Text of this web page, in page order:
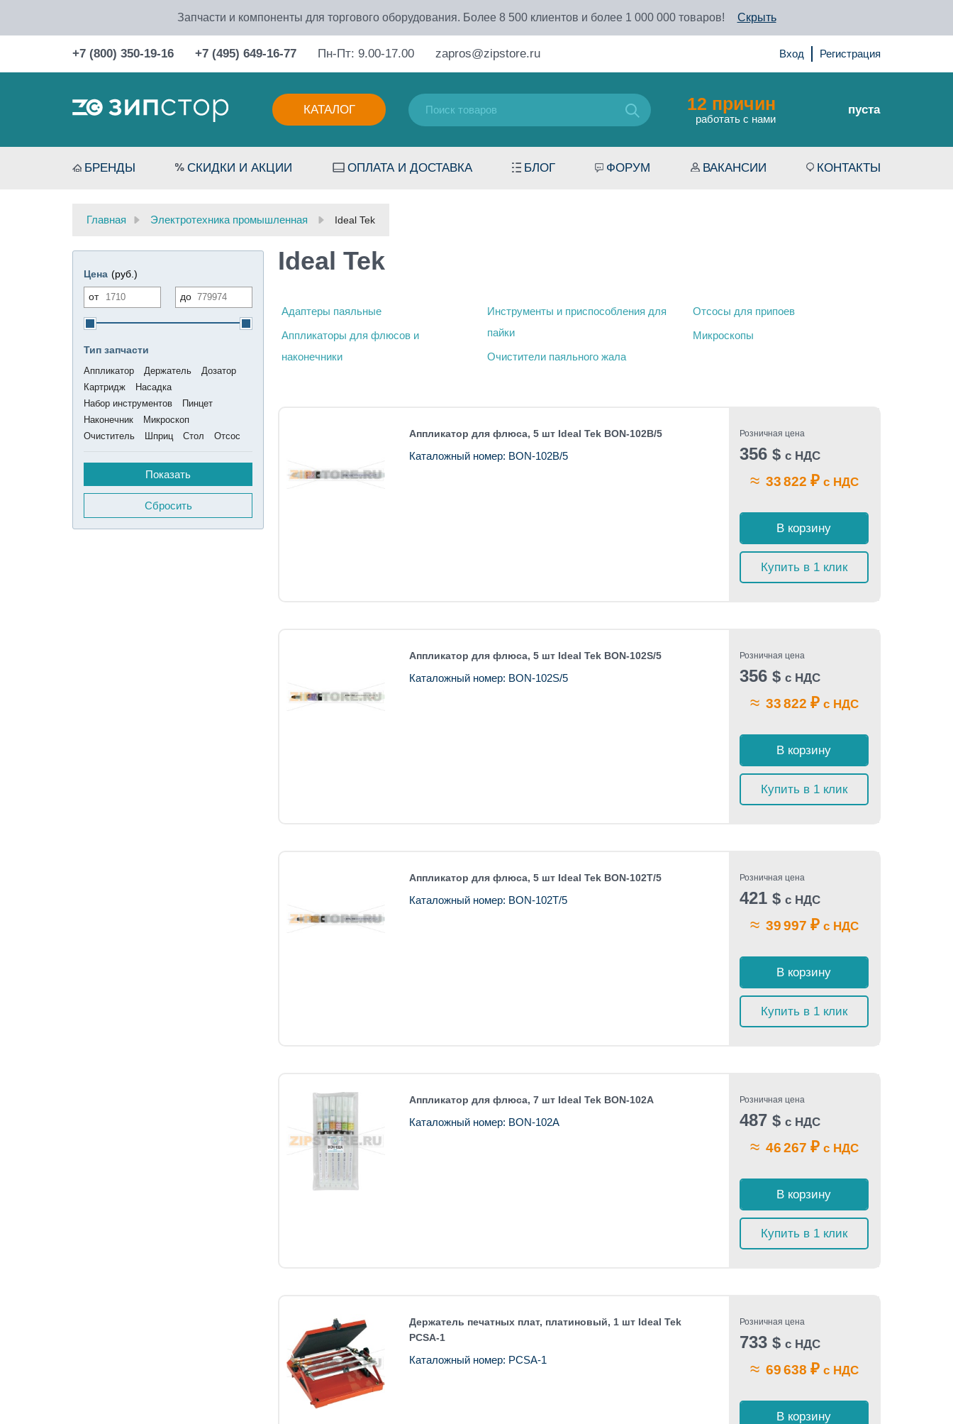
Запчасти и компоненты для торгового оборудования. Более 8 500 клиентов и более 1 000 000 товаров! Скрыть
+7 (800) 350-19-16 +7 (495) 649-16-77 Пн-Пт: 9.00-17.00 zapros@zipstore.ru Вход Регистрация
КАТАЛОГ 12 причин
работать с нами
пуста
БРЕНДЫ СКИДКИ И АКЦИИ ОПЛАТА И ДОСТАВКА БЛОГ ФОРУМ ВАКАНСИИ КОНТАКТЫ
Главная Электротехника промышленная Ideal Tek
Цена (руб.)
от
до
Тип запчасти
Аппликатор Держатель
Дозатор
Картридж
Насадка
Набор инструментов
Пинцет
Наконечник
Микроскоп
Очиститель
Шприц Стол Отсос
Сбросить
Ideal Tek
Адаптеры паяльные
Аппликаторы для флюсов и
наконечники
Инструменты и приспособления для
пайки
Очистители паяльного жала
Отсосы для припоев
Микроскопы
Аппликатор для флюса, 5 шт Ideal Tek BON-102B/5
Каталожный номер: BON-102B/5
Розничная цена
356 $ с НДС
≈ 33 822 ₽с НДС
В корзину
Купить в 1 клик
Аппликатор для флюса, 5 шт Ideal Tek BON-102S/5
Каталожный номер: BON-102S/5
Розничная цена
356 $ с НДС
≈ 33 822 ₽с НДС
В корзину
Купить в 1 клик
Аппликатор для флюса, 5 шт Ideal Tek BON-102T/5
Каталожный номер: BON-102T/5
Розничная цена
421 $ с НДС
≈ 39 997 ₽с НДС
В корзину
Купить в 1 клик
Аппликатор для флюса, 7 шт Ideal Tek BON-102A
Каталожный номер: BON-102A
Розничная цена
487 $ с НДС
≈ 46 267 ₽с НДС
В корзину
Купить в 1 клик
Держатель печатных плат, платиновый, 1 шт Ideal Tek
PCSA-1
Каталожный номер: PCSA-1
Розничная цена
733 $ с НДС
≈ 69 638 ₽с НДС
В корзину